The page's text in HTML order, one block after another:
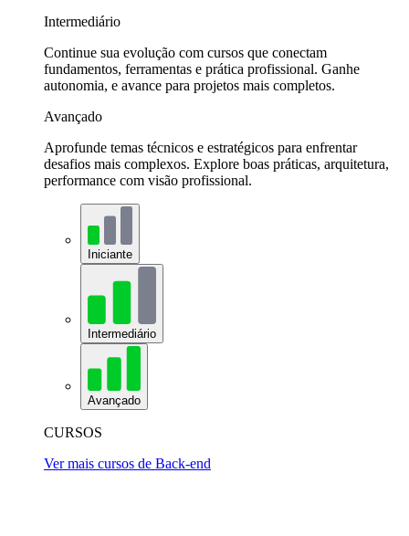
Intermediário
Continue sua evolução com cursos que conectam
fundamentos, ferramentas e prática profissional. Ganhe
autonomia, e avance para projetos mais completos.
Avançado
Aprofunde temas técnicos e estratégicos para enfrentar
desafios mais complexos. Explore boas práticas, arquitetura,
performance com visão profissional.
Iniciante
Intermediário
Avançado
CURSOS
Ver mais cursos de Back-end